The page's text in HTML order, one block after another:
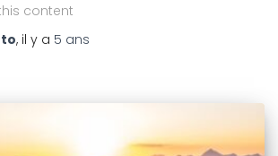
content
, il y a 5 ans